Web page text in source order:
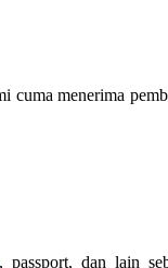
menerima
, passport, dan lain